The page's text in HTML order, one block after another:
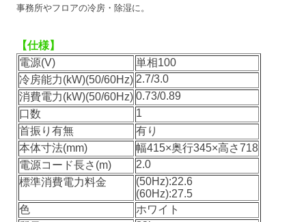
事務所やフロアの冷房・除湿に。
【仕様】
電源(V)
単相100
冷房能力(kW)(50/60Hz) 2.7/3.0
消費電力(kW)(50/60Hz) 0.73/0.89
口数
1
首振り有無
有り
本体寸法(mm)
幅415×奥行345×高さ718
電源コード長さ(m)
2.0
標準消費電力料金
(50Hz):22.6
(60Hz):27.5
色
ホワイト